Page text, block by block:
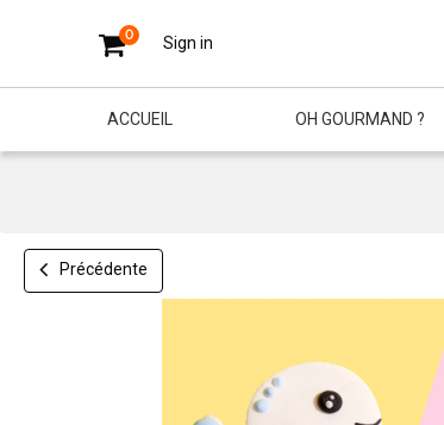
0 Sign in
ACCUEIL OH GOURMAND ?
Précédente